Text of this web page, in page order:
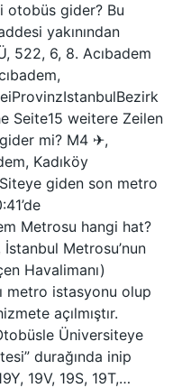
otobüs gider? Bu
yakınından
522, 6, 8. Acıbadem
Seite15 weitere Zeilen
mi? M4 ✈,
Kadıköy
giden son metro
Metrosu hangi hat?
Metrosu’nun
Havalimanı)
metro istasyonu olup
açılmıştır.
Üniversiteye
durağında inip
19V, 19S, 19T,…